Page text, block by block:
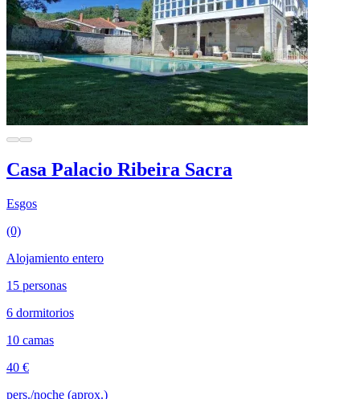
Casa Palacio Ribeira Sacra
Esgos
(0)
Alojamiento entero
15 personas
6 dormitorios
10 camas
40 €
pers./noche (aprox.)